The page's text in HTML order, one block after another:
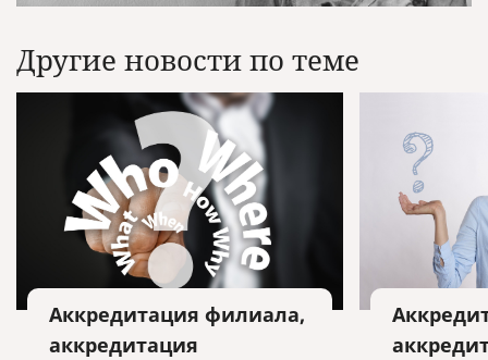
Другие новости по теме
Аккредитация филиала,
аккредитация